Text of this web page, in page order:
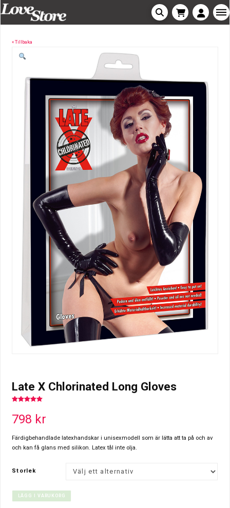
« Tillbaka
Late X Chlorinated Long Gloves
798 kr
Färdigbehandlade latexhandskar i unisexmodell som är lätta att ta på och av
och kan få glans med silikon. Latex tål inte olja.
Storlek
LÄGG I VARUKORG